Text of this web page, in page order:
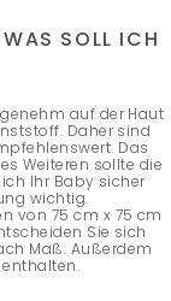
SOLL ICH
auf der Haut
Daher sind
Das
Weiteren sollte die
Ihr Baby sicher
wichtig.
von 75 cm x 75 cm
Sie sich
Maß. Außerdem